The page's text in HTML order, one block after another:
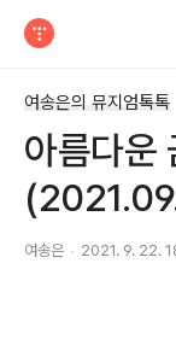
여송은의 뮤지엄톡톡
아름다운
여송은 2021. 9. 22.